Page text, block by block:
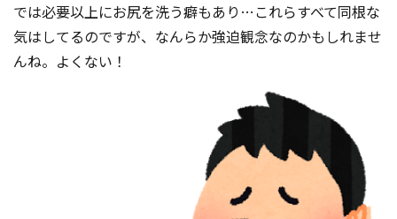
では必要以上にお尻を洗う癖もあり…これらすべて同根な
気はしてるのですが、なんらか強迫観念なのかもしれませ
んね。よくない！